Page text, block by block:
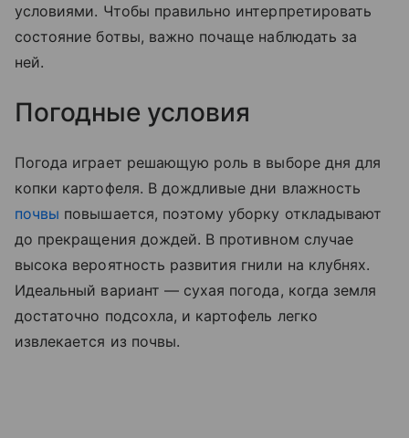
условиями. Чтобы правильно интерпретировать
состояние ботвы, важно почаще наблюдать за
ней.
Погодные условия
Погода играет решающую роль в выборе дня для
копки картофеля. В дождливые дни влажность
почвы повышается, поэтому уборку откладывают
до прекращения дождей. В противном случае
высока вероятность развития гнили на клубнях.
Идеальный вариант — сухая погода, когда земля
достаточно подсохла, и картофель легко
извлекается из почвы.